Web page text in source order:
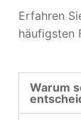
Erfahren
häufigsten
Warum